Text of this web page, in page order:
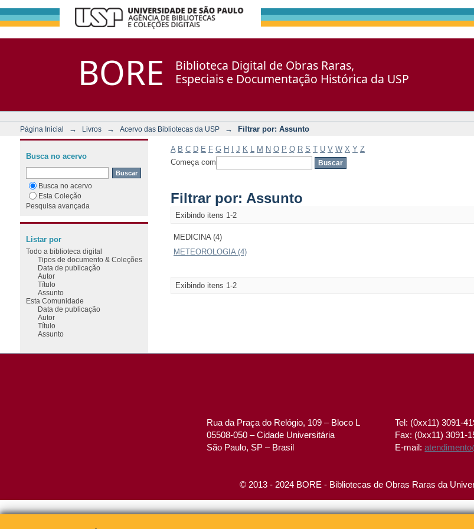
BORE
Biblioteca Digital de Obras Raras,
Especiais e Documentação Histórica da USP
Página Inicial → Livros → Acervo das Bibliotecas da USP → Filtrar por: Assunto
A B C D E F G H J K M N O P Q R S T U V W X Y Z
Começa com
Filtrar por: Assunto
Exibindo itens 1-2
MEDICINA (4)
METEOROLOGIA (4)
Exibindo itens 1-2
Busca no acervo
Busca no acervo
Esta Coleção
Pesquisa avançada
Listar por
Todo a biblioteca digital
Tipos de documento & Coleções
Data de publicação
Autor
Título
Assunto
Esta Comunidade
Data de publicação
Autor
Título
Assunto
Rua da Praça do Relógio, 109 – Bloco L
05508-050 – Cidade Universitária
São Paulo, SP – Brasil
Tel: (0xx11) 3091-
Fax: (0xx11) 3091-
E-mail:
© 2013 - 2024 BORE - Bibliotecas de Obras Raras da